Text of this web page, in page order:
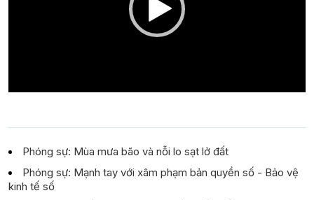
Phóng sự: Mùa mưa bão và nỗi lo sạt lở đất
Phóng sự: Mạnh tay với xâm phạm bản quyền số - Bảo vệ
kinh tế số